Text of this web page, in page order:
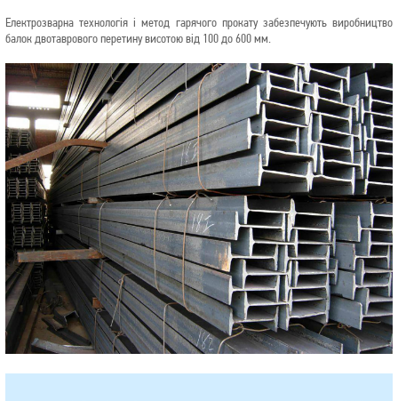
Електрозварна технологія і метод гарячого прокату забезпечують виробництво
балок двотаврового перетину висотою від 100 до 600 мм.